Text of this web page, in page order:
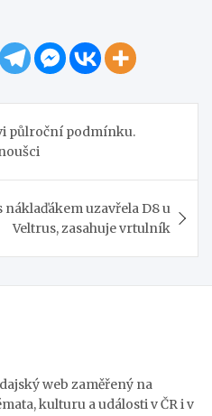
půlroční podmínku.
náklaďákem uzavřela D8 u
Veltrus, zasahuje vrtulník
web zaměřený na
kulturu a události v ČR i v